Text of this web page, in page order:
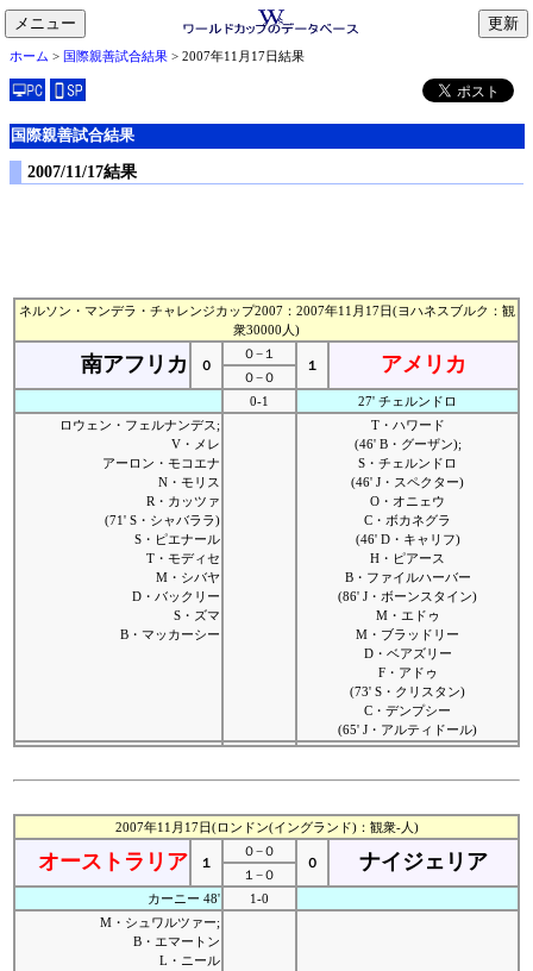
メニュー
toggle
navigation
ホーム > 国際親善試合結果 > 2007年11月17日結果
国際親善試合結果
2007/11/17結果
ネルソン・マンデラ・チャレンジカップ2007：2007年11月17日(ヨハネスブルク：観
衆30000人)
南アフリカ ０
０−１
１
アメリカ
０−０
0-1
27' チェルンドロ
ロウェン・フェルナンデス;
V・メレ
アーロン・モコエナ
N・モリス
R・カッツァ
(71' S・シャバララ)
S・ピエナール
T・モディセ
M・シバヤ
D・バックリー
S・ズマ
B・マッカーシー
T・ハワード
(46' B・グーザン);
S・チェルンドロ
(46' J・スペクター)
O・オニェウ
C・ボカネグラ
(46' D・キャリフ)
H・ピアース
B・ファイルハーバー
(86' J・ボーンスタイン)
M・エドゥ
M・ブラッドリー
D・ベアズリー
F・アドゥ
(73' S・クリスタン)
C・デンプシー
(65' J・アルティドール)
2007年11月17日(ロンドン(イングランド)：観衆-人)
オーストラリア １
０−０
０
ナイジェリア
１−０
カーニー 48'
1-0
M・シュワルツァー;
B・エマートン
L・ニール